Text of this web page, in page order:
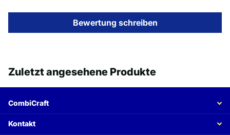
Bewertung schreiben
Zuletzt angesehene Produkte
CombiCraft
Kontakt